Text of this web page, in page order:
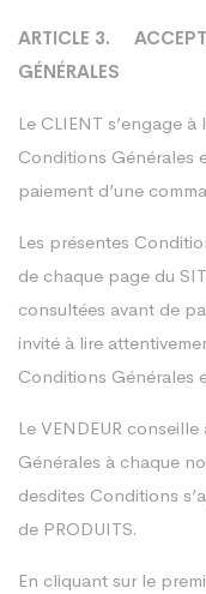
ARTICLE 3.
GÉNÉRALES
Le CLIENT s’engage
Conditions Générales
paiement d’une
Les présentes
de chaque page du
consultées avant de
invité à lire
Conditions Générales
Le VENDEUR
Générales à chaque
desdites Conditions
de PRODUITS.
En cliquant sur le